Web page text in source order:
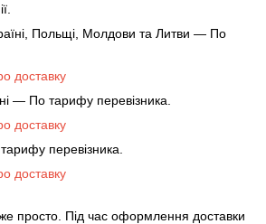
Польщі, Молдови та Литви — По
доставку
— По тарифу перевізника.
доставку
перевізника.
доставку
просто. Під час оформлення доставки